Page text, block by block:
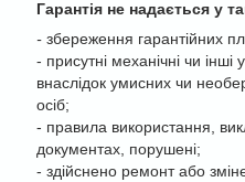
Гарантія не надається у
- збереження гарантійних
- присутні механічні чи
внаслідок умисних чи
осіб;
- правила використання,
документах, порушені;
- здійснено ремонт або